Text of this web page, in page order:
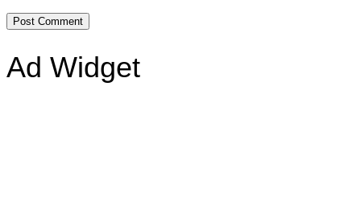
Ad Widget